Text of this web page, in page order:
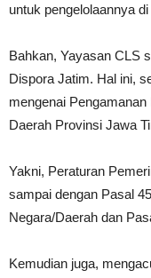
untuk pengelolaannya
Bahkan, Yayasan CLS
Dispora Jatim. Hal ini,
mengenai
Daerah Provinsi Jawa
Yakni, Peraturan
sampai dengan Pasal
Negara/Daerah dan
Kemudian juga,